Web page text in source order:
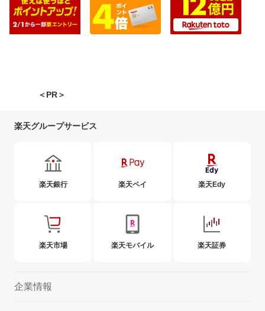
＜PR＞
楽天グループサービス
楽天銀行 楽天ペイ 楽天Edy
楽天市場 楽天モバイル 楽天証券
企業情報